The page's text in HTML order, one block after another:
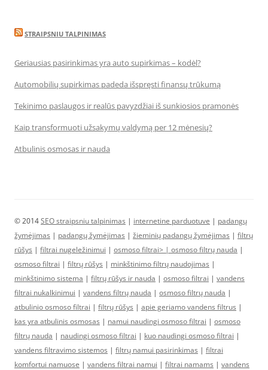
STRAIPSNIU TALPINIMAS
Geriausias pasirinkimas yra auto supirkimas – kodėl?
Automobilių supirkimas padeda išspręsti finansų trūkumą
Tekinimo paslaugos ir realūs pavyzdžiai iš sunkiosios pramonės
Kaip transformuoti užsakymų valdymą per 12 mėnesių?
Atbulinis osmosas ir nauda
© 2014SEO straipsniu talpinimas | internetine parduotuve | padangų
žymėjimas | padangų žymėjimas | žieminių padangų žymėjimas | filtrų
rūšys | filtrai nugeležinimui | osmoso filtrai> | osmoso filtrų nauda |
osmoso filtrai | filtrų rūšys | minkštinimo filtrų naudojimas |
minkštinimo sistema | filtrų rūšys ir nauda | osmoso filtrai | vandens
filtrai nukalkinimui | vandens filtrų nauda | osmoso filtrų nauda |
atbulinio osmoso filtrai | filtrų rūšys | apie geriamo vandens filtrus |
kas yra atbulinis osmosas | namui naudingi osmoso filtrai | osmoso
filtrų nauda | naudingi osmoso filtrai | kuo naudingi osmoso filtrai |
vandens filtravimo sistemos | filtrų namui pasirinkimas | filtrai
komfortui namuose | vandens filtrai namui | filtrai namams | vandens